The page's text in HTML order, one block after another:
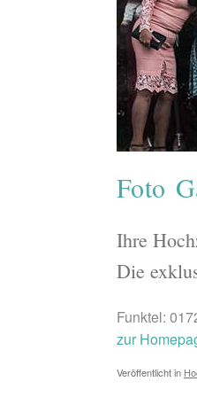
Foto
Ihre
Die
Funktel:
zur
Veröffentlicht in